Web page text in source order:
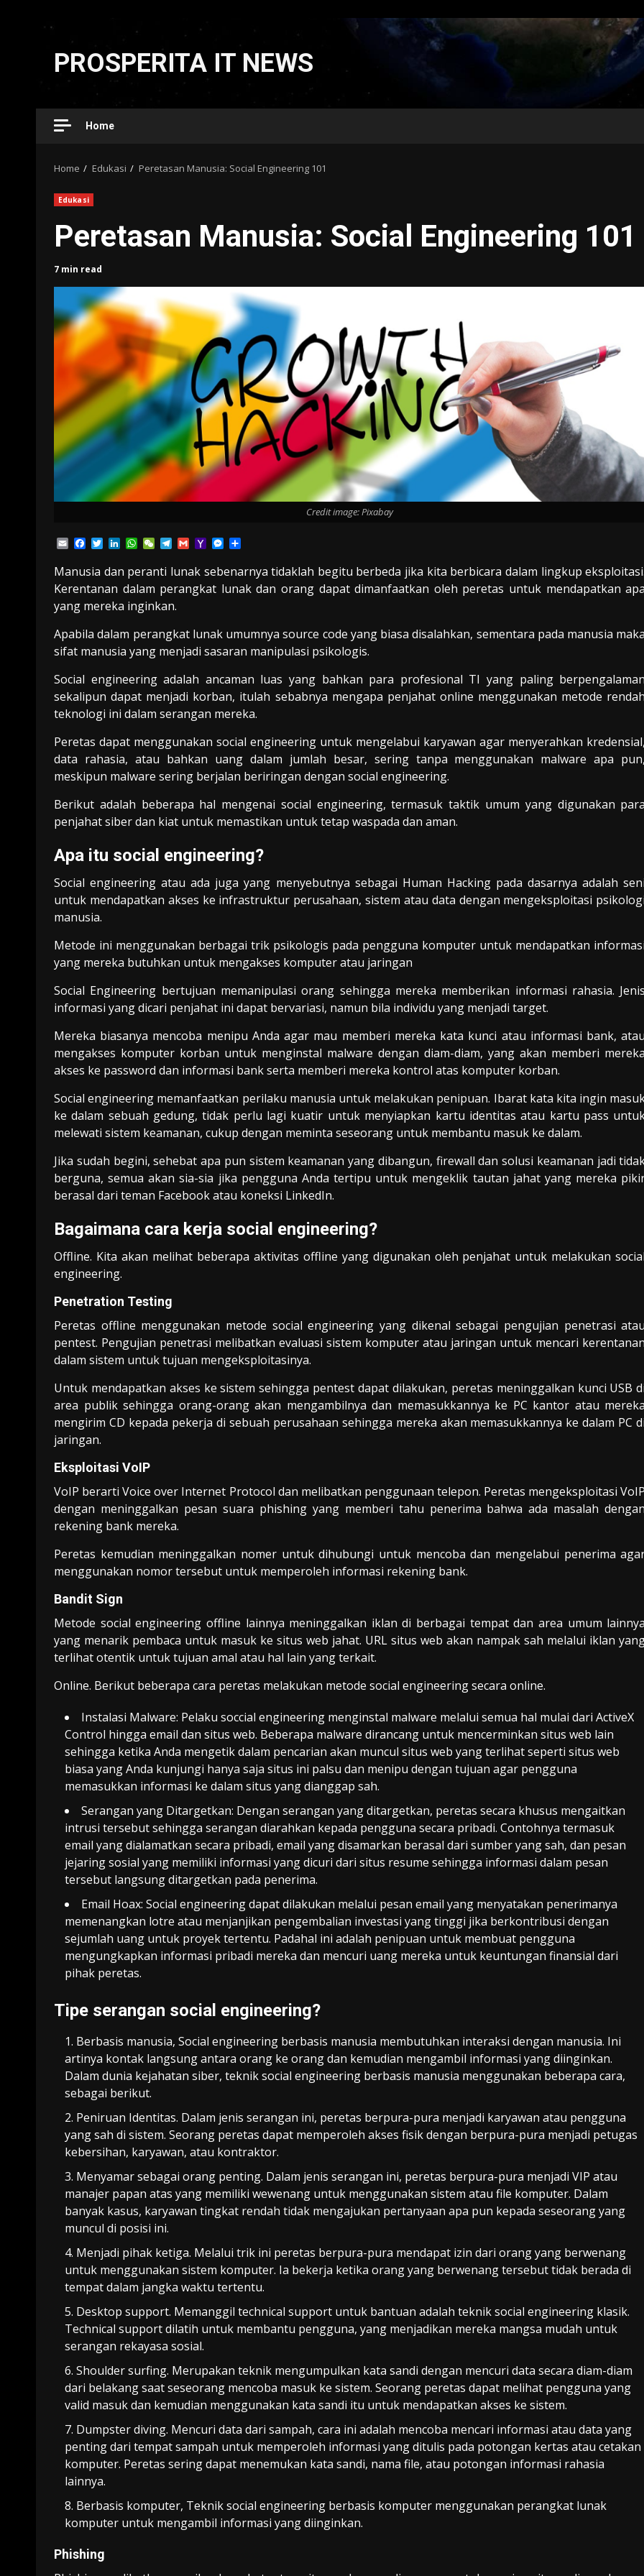
Skip
content
PROSPERITA IT NEWS
Home
Home Edukasi Peretasan Manusia: Social Engineering 101
Edukasi
Peretasan Manusia: Social Engineering 101
7 min read
Credit image: Pixabay
EmailFacebook
TwitterLinkedIn
WhatsApp
WeChatTelegram
GmailYahooMessenger
Manusia dan peranti lunak sebenarnya tidaklah begitu berbeda jika kita berbicaradalam lingkup
Kerentanan dalam perangkat lunak dan orang dapat dimanfaatkan oleh peretas untuk mendapatkan
yang mereka inginkan.
Apabila dalam perangkat lunak umumnya source code yang biasa disalahkan, sementara pada manusia
sifat manusia yang menjadi sasaran manipulasi psikologis.
Social engineeringadalah ancaman luas yang bahkan para profesional TI yang paling
sekalipun dapat menjadi korban, itulah sebabnya mengapa penjahat online menggunakan metode
teknologi ini dalam serangan mereka.
Peretas dapat menggunakan social engineering untuk mengelabui karyawan agar menyerahkan
data rahasia, atau bahkan uang dalam jumlah besar, sering tanpa menggunakan malware apa
meskipun malware sering berjalan beriringan dengan social engineering.
Berikut adalah beberapa hal mengenai social engineering, termasuk taktik umum yang digunakan
penjahat siber dan kiat untuk memastikan untuk tetap waspada dan aman.
Apa itu social engineering?
Social engineering atau ada juga yang menyebutnya sebagai Human Hacking pada dasarnya adalah
untuk mendapatkan akses ke infrastruktur perusahaan, sistem atau data dengan mengeksploitasi
manusia.
Metode ini menggunakan berbagai trik psikologis pada pengguna komputer untuk mendapatkan
yang mereka butuhkan untuk mengakses komputer atau jaringan
Social Engineering bertujuan memanipulasi orang sehingga mereka memberikan informasi rahasia.
informasi yang dicari penjahat ini dapat bervariasi, namun bila individu yang menjadi target.
Mereka biasanya mencoba menipu Anda agar mau memberi mereka kata kunci atau informasi bank,
mengakses komputer korban untuk menginstal malware dengan diam-diam, yang akan memberi
akses ke password dan informasi bank serta memberi mereka kontrol atas komputer korban.
Social engineering memanfaatkan perilaku manusia untuk melakukan penipuan. Ibarat kata kita ingin
ke dalam sebuah gedung, tidak perlu lagi kuatir untuk menyiapkan kartu identitas atau kartu pass
melewati sistem keamanan, cukup dengan meminta seseorang untuk membantu masuk ke dalam.
Jika sudah begini, sehebat apa pun sistem keamanan yang dibangun, firewall dan solusi keamanan jadi
berguna, semua akan sia-sia jika pengguna Anda tertipu untuk mengeklik tautan jahat yang mereka
berasal dari teman Facebook atau koneksi LinkedIn.
Bagaimana cara kerja social engineering?
Offline. Kita akan melihat beberapa aktivitas offline yang digunakan oleh penjahat untuk melakukan
engineering.
Penetration Testing
Peretas offline menggunakan metode social engineering yang dikenal sebagai pengujian penetrasi
pentest. Pengujian penetrasi melibatkan evaluasi sistem komputer atau jaringan untuk mencari
dalam sistem untuk tujuan mengeksploitasinya.
Untuk mendapatkan akses ke sistem sehingga pentest dapat dilakukan, peretas meninggalkan kunci USB
area publik sehingga orang-orang akan mengambilnya dan memasukkannya ke PC kantor atau
mengirim CD kepada pekerja di sebuah perusahaan sehingga mereka akan memasukkannya ke dalam PC
jaringan.
Eksploitasi VoIP
VoIP berarti Voice over Internet Protocol dan melibatkan penggunaan telepon. Peretas mengeksploitasi
dengan meninggalkan pesan suara phishing yang memberi tahu penerima bahwa ada masalah
rekening bank mereka.
Peretas kemudian meninggalkan nomer untuk dihubungi untuk mencoba dan mengelabui penerima
menggunakan nomor tersebut untuk memperoleh informasi rekening bank.
Bandit Sign
Metode social engineering offline lainnya meninggalkan iklan di berbagai tempat dan area umum
yang menarik pembaca untuk masuk ke situs web jahat. URL situs web akan nampak sah melalui iklan
terlihat otentik untuk tujuan amal atau hal lain yang terkait.
Online. Berikut beberapa cara peretas melakukan metode social engineeringsecara online.
Instalasi Malware: Pelaku soccial engineering menginstal malware melalui semua hal mulai dari ActiveX
Control hingga email dan situs web. Beberapa malware dirancang untuk mencerminkan situs web lain
sehingga ketika Anda mengetik dalam pencarian akan muncul situs web yang terlihat seperti situs web
biasa yang Anda kunjungi hanya saja situs ini palsu dan menipu dengan tujuan agar pengguna
memasukkan informasi ke dalam situs yang dianggap sah.
Serangan yang Ditargetkan: Dengan serangan yang ditargetkan, peretas secara khusus mengaitkan
intrusi tersebut sehingga serangan diarahkan kepada pengguna secara pribadi. Contohnya termasuk
email yang dialamatkan secara pribadi, email yang disamarkan berasal dari sumber yang sah, dan pesan
jejaring sosial yang memiliki informasi yang dicuri dari situs resume sehingga informasi dalam pesan
tersebut langsung ditargetkan pada penerima.
Email Hoax: Social engineering dapat dilakukan melalui pesan email yang menyatakan penerimanya
memenangkan lotre atau menjanjikan pengembalian investasi yang tinggi jika berkontribusi dengan
sejumlah uang untuk proyek tertentu. Padahal ini adalah penipuan untuk membuat pengguna
mengungkapkan informasi pribadi mereka dan mencuri uang mereka untuk keuntungan finansial dari
pihak peretas.
Tipe serangan social engineering?
Berbasis manusia, Social engineering berbasis manusia membutuhkan interaksi dengan manusia. Ini
artinya kontak langsung antara orang ke orang dan kemudian mengambil informasi yang diinginkan.
Dalam dunia kejahatan siber, teknik social engineering berbasis manusia menggunakan beberapa cara,
sebagai berikut.
Peniruan Identitas. Dalam jenis serangan ini, peretas berpura-pura menjadi karyawan atau pengguna
yang sah di sistem. Seorang peretas dapat memperoleh akses fisik dengan berpura-pura menjadi petugas
kebersihan, karyawan, atau kontraktor.
Menyamar sebagai orang penting. Dalam jenis serangan ini, peretas berpura-pura menjadi VIP atau
manajer papan atas yang memiliki wewenang untuk menggunakan sistem atau file komputer. Dalam
banyak kasus, karyawan tingkat rendah tidak mengajukan pertanyaan apa pun kepada seseorang yang
muncul di posisi ini.
Menjadi pihak ketiga. Melalui trik ini peretas berpura-pura mendapat izin dari orang yang berwenang
untuk menggunakan sistem komputer. Ia bekerja ketika orang yang berwenangtersebut tidak berada di
tempat dalam jangka waktu tertentu.
Desktop support. Memanggil technical support untuk bantuan adalah tekniksocial engineering klasik.
Technical supportdilatih untuk membantu pengguna, yang menjadikan mereka mangsa mudah untuk
serangan rekayasa sosial.
Shoulder surfing. Merupakan teknik mengumpulkan kata sandi dengan mencuri data secara diam-diam
dari belakang saatseseorang mencoba masuk ke sistem. Seorang peretas dapat melihat pengguna yang
valid masuk dan kemudian menggunakan kata sandi itu untuk mendapatkan akses ke sistem.
Dumpster diving. Mencuri data dari sampah, cara ini adalah mencoba mencari informasi atau data yang
penting dari tempat sampah untuk memperoleh informasi yang ditulis pada potongan kertas atau cetakan
komputer. Peretas sering dapat menemukan kata sandi, nama file, atau potongan informasi rahasia
lainnya.
Berbasis komputer, Teknik social engineering berbasis komputer menggunakan perangkat lunak
komputer untuk mengambil informasi yang diinginkan.
Phishing